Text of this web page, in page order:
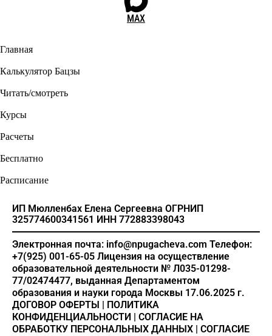
MAX
Главная
Калькулятор Бацзы
Читать/смотреть
Курсы
Расчеты
Бесплатно
Расписание
ИП Мюлленбах Елена Сергеевна ОГРНИП
325774600341561 ИНН 772883398043
Электронная почта: info@npugacheva.com Телефон:
+7(925) 001-65-05 Лицензия на осуществление
образовательной деятельности № Л035-01298-
77/02474477, выданная Департаментом
образования и науки города Москвы 17.06.2025 г.
ДОГОВОР ОФЕРТЫ | ПОЛИТИКА
КОНФИДЕНЦИАЛЬНОСТИ | СОГЛАСИЕ НА
ОБРАБОТКУ ПЕРСОНАЛЬНЫХ ДАННЫХ | СОГЛАСИЕ